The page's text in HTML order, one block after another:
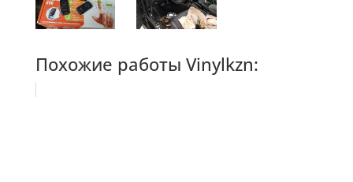
Похожие работы Vinylkzn: